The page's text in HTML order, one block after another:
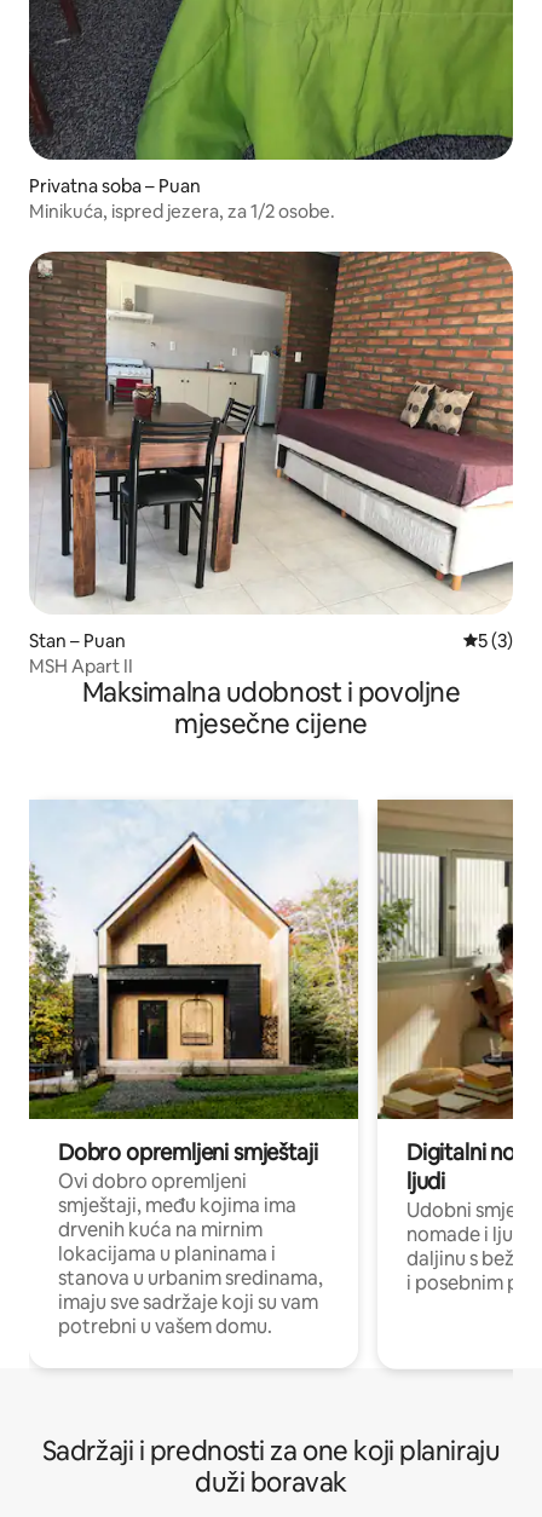
Privatna soba – Puan
Minikuća, ispred jezera, za 1/2 osobe.
Stan – Puan
5 (3)
MSH Apart II
Maksimalna udobnost i povoljne
mjesečne cijene
Dobro opremljeni smještaji
Ovi dobro opremljeni
smještaji, među kojima ima
drvenih kuća na mirnim
lokacijama u planinama i
stanova u urbanim sredinama,
imaju sve sadržaje koji su vam
potrebni u vašem domu.
Digitalni
ljudi
Udobni
nomade i ljude
daljinu s
i posebnim
Sadržaji i prednosti za one koji planiraju
duži boravak